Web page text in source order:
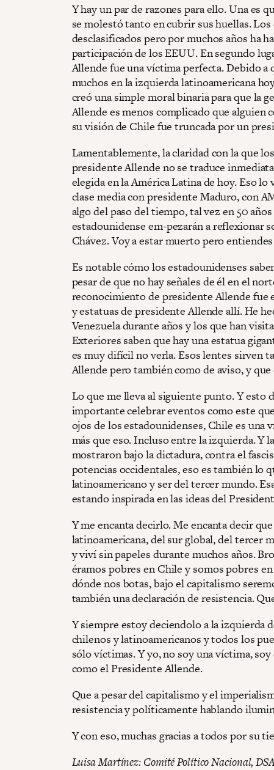
Y hay un par de razones para ello. Una es
se molestó tanto en cubrir sus huellas.
desclasificados pero por muchos años ha
participación de los EEUU. En segundo
Allende fue una víctima perfecta. Debido
muchos en la izquierda latinoamericana
creó una simple moral binaria para que la
Allende es menos complicado que alguien
su visión de Chile fue truncada por un
Lamentablemente, la claridad con la que
presidente Allende no se traduce
elegida en la América Latina de hoy. Eso
clase media con presidente Maduro, con
algo del paso del tiempo, tal vez en 50
estadounidense em-pezarán a reflexionar
Chávez. Voy a estar muerto pero
Es notable cómo los estadounidenses
pesar de que no hay señales de él en el
reconocimiento de presidente Allende fue
y estatuas de presidente Allende allí. He
Venezuela durante años y los que han
Exteriores saben que hay una estatua
es muy difícil no verla. Esos lentes sirven
Allende pero también como de aviso, y
Lo que me lleva al siguiente punto. Y esto
importante celebrar eventos como este
ojos de los estadounidenses, Chile es una
más que eso. Incluso entre la izquierda. Y
mostraron bajo la dictadura, contra el
potencias occidentales, eso es también lo
latinoamericano y ser del tercer mundo.
estando inspirada en las ideas del
Y me encanta decirlo. Me encanta decir
latinoamericana, del sur global, del tercer
y viví sin papeles durante muchos años.
éramos pobres en Chile y somos pobres
dónde nos botas, bajo el capitalismo
también una declaración de resistencia.
Y siempre estoy deciendolo a la izquierda
chilenos y latinoamericanos y todos los
sólo víctimas. Y yo, no soy una víctima,
como el Presidente Allende.
Que a pesar del capitalismo y el
resistencia y políticamente hablando
Y con eso, muchas gracias a todos por su
Luisa Martínez: Comité Político Nacional,